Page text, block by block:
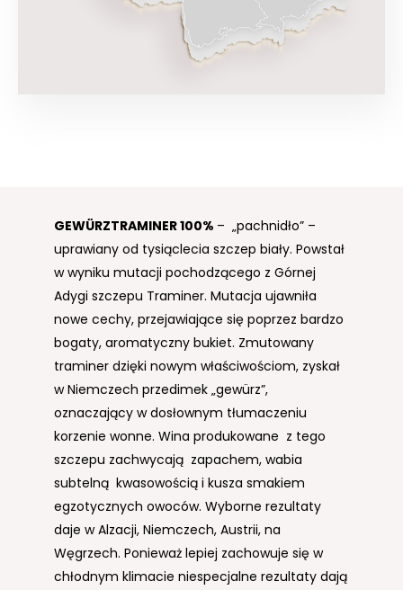
GEWÜRZTRAMINER100% – „pachnidło” –
uprawiany od tysiąclecia szczep biały. Powstał
w wyniku mutacji pochodzącego z Górnej
Adygi szczepu Traminer. Mutacja ujawniła
nowe cechy, przejawiające się poprzez bardzo
bogaty, aromatyczny bukiet. Zmutowany
traminer dzięki nowym właściwościom, zyskał
w Niemczech przedimek „gewürz”,
oznaczający w dosłownym tłumaczeniu
korzenie wonne. Wina produkowane z tego
szczepu zachwycają zapachem, wabia
subtelną kwasowością i kusza smakiem
egzotycznych owoców. Wyborne rezultaty
daje w Alzacji, Niemczech, Austrii, na
Węgrzech. Ponieważ lepiej zachowuje się w
chłodnym klimacie niespecjalne rezultaty dają